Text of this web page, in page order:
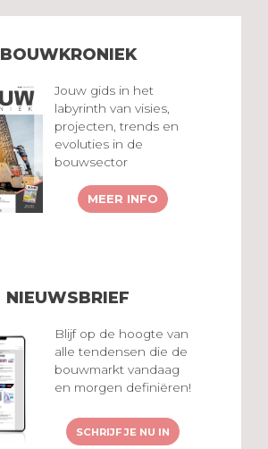
BOUWKRONIEK
Jouw gids in het
labyrinth van visies,
projecten, trends en
evoluties in de
bouwsector
MEER INFO
NIEUWSBRIEF
Blijf op de hoogte van
alle tendensen die de
bouwmarkt vandaag
en morgen definiëren!
SCHRIJF JE NU IN